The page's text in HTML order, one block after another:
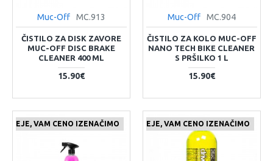
Muc-Off MC.913
ČISTILO ZA DISK ZAVORE
MUC-OFF DISC BRAKE
CLEANER 400 ML
15.90€
Muc-Off MC.904
ČISTILO ZA KOLO MUC-OFF
NANO TECH BIKE CLEANER
S PRŠILKO 1 L
15.90€
VAM CENO IZENAČIMO
ČE NAJDETE IZDELEK KJE CENEJE, VAM CENO IZENAČIMO